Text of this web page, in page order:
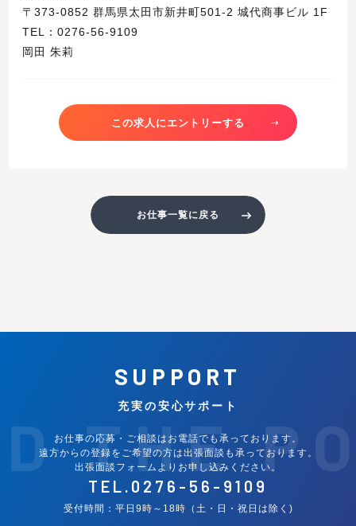
〒373-0852 群馬県太田市新井町501-2 城代商事ビル 1F
TEL：0276-56-9109
岡田 朱莉
この求人にエントリーする
お仕事一覧に戻る
THE
SUPPORT
充実の安心サポート
お仕事の応募・ご相談はお電話でも承っております。
遠方からの登録をご希望の方は出張面談も承っております。
出張面談フォームよりお申し込みください。
TEL. 0276-56-9109
受付時間：平日9時～18時（土・日・祝日は除く)